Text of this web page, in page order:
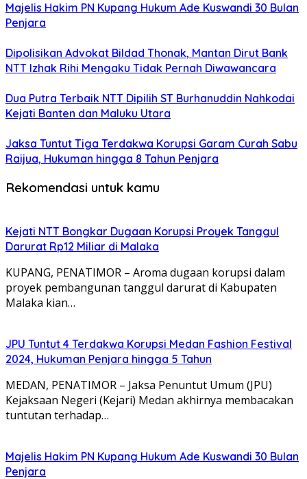
Majelis Hakim PN Kupang Hukum Ade Kuswandi 30 Bulan
Penjara
Dipolisikan Advokat Bildad Thonak, Mantan Dirut Bank
NTT Izhak Rihi Mengaku Tidak Pernah Diwawancara
Dua Putra Terbaik NTT Dipilih ST Burhanuddin Nahkodai
Kejati Banten dan Maluku Utara
Jaksa Tuntut Tiga Terdakwa Korupsi Garam Curah Sabu
Raijua, Hukuman hingga 8 Tahun Penjara
Rekomendasi untuk kamu
Kejati NTT Bongkar Dugaan Korupsi Proyek Tanggul
Darurat Rp12 Miliar di Malaka
KUPANG, PENATIMOR – Aroma dugaan korupsi dalam
proyek pembangunan tanggul darurat di Kabupaten
Malaka kian…
JPU Tuntut 4 Terdakwa Korupsi Medan Fashion Festival
2024, Hukuman Penjara hingga 5 Tahun
MEDAN, PENATIMOR – Jaksa Penuntut Umum (JPU)
Kejaksaan Negeri (Kejari) Medan akhirnya membacakan
tuntutan terhadap…
Majelis Hakim PN Kupang Hukum Ade Kuswandi 30 Bulan
Penjara